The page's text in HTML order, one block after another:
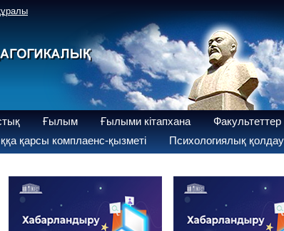
Ғылым Ғылыми кітапхана Факультеттер
қарсы комплаенс-қызметі Психологиялық